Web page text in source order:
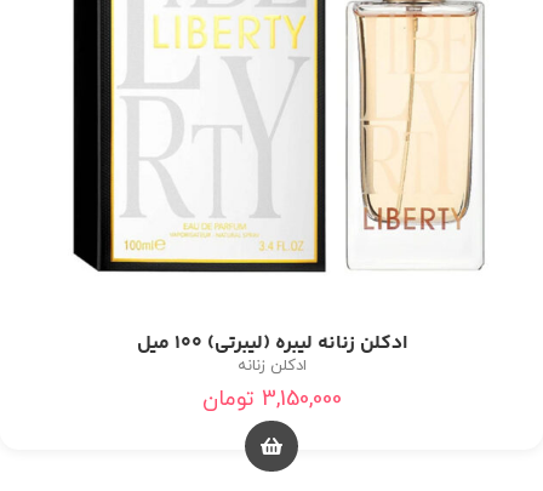
ادکلن زنانه لیبره (لیبرتی) 100 میل
ادکلن زنانه
3,150,000 تومان